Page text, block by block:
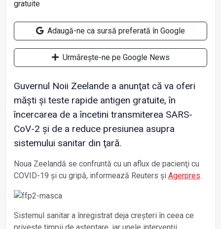
Adaugă-ne ca sursă preferată în Google
Urmărește-ne pe Google News
Guvernul Noii Zeelande a anunţat că va oferi
măşti şi teste rapide antigen gratuite, în
încercarea de a încetini transmiterea SARS-
CoV-2 şi de a reduce presiunea asupra
sistemului sanitar din ţară.
Noua Zeelandă se confruntă cu un aflux de pacienţi cu
COVID-19 şi cu gripă, informează Reuters și Agerpres.
Sistemul sanitar a înregistrat deja creşteri în ceea ce
priveşte timpii de aşteptare, iar unele intervenţii